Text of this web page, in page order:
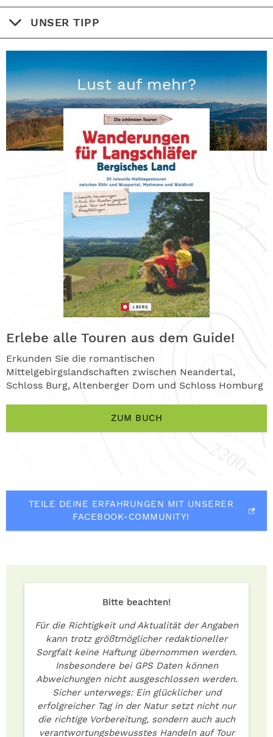
UNSER TIPP
Lust auf mehr?
Erlebe alle Touren aus dem Guide!
Erkunden Sie die romantischen
Mittelgebirgslandschaften zwischen Neandertal,
Schloss Burg, Altenberger Dom und Schloss Homburg
ZUM BUCH
TEILE DEINE ERFAHRUNGEN MIT UNSERER
FACEBOOK-COMMUNITY!
Bitte beachten!
Für die Richtigkeit und Aktualität der Angaben
kann trotz größtmöglicher redaktioneller
Sorgfalt keine Haftung übernommen werden.
Insbesondere bei GPS Daten können
Abweichungen nicht ausgeschlossen werden.
Sicher unterwegs: Ein glücklicher und
erfolgreicher Tag in der Natur setzt nicht nur
die richtige Vorbereitung, sondern auch auch
verantwortungsbewusstes Handeln auf Tour